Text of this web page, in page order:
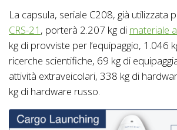
La capsula, seriale C208, già utilizzata
CRS-21 , porterà 2.207 kg di materiale
kg di provviste per l’equipaggio, 1.046
ricerche scientifiche, 69 kg di
attività extraveicolari, 338 kg di
kg di hardware russo.